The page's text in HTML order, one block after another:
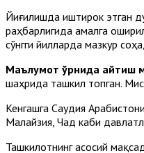
Йиғилишда иштирок этган
раҳбарлигида амалга
сўнгги йилларда мазкур
Маълумот ўрнида айтиш
шаҳрида ташкил топган.
Кенгашга Саудия
Малайзия, Чад каби
Ташкилотнинг асосий